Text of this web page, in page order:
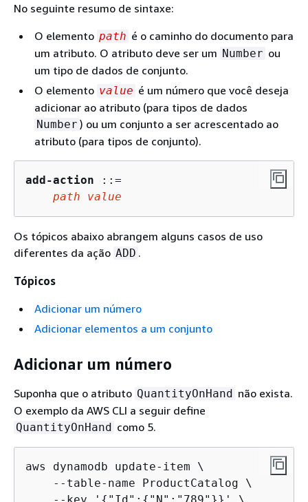
No seguinte resumo de sintaxe:
O elemento path é o caminho do documento para
um atributo. O atributo deve ser um Number ou
um tipo de dados de conjunto.
O elemento value é um número que você deseja
adicionar ao atributo (para tipos de dados
Number ) ou um conjunto a ser acrescentado ao
atributo (para tipos de conjunto).
add-action ::=
path
value
Os tópicos abaixo abrangem alguns casos de uso
diferentes da ação ADD .
Tópicos
Adicionar um número
Adicionar elementos a um conjunto
Adicionar um número
Suponha que o atributo QuantityOnHand não exista.
O exemplo da AWS CLI a seguir define
QuantityOnHand como 5.
aws dynamodb update-item \
    --table-name ProductCatalog \
    --key '
{ "Id": { "N":"789"}}' \